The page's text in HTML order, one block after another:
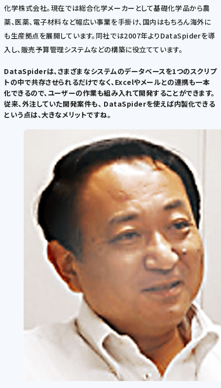
化学株式会社。現在では総合化学メーカーとして基礎化学品から農
薬、医薬、電子材料など幅広い事業を手掛け、国内はもちろん海外に
も生産拠点を展開しています。同社では2007年よりDataSpiderを導
入し、販売予算管理システムなどの構築に役立てています。
DataSpiderは、さまざまなシステムのデータベースを1つのスクリプ
トの中で共存させられるだけでなく、Excelやメールとの連携も一本
化できるので、ユーザーの作業も組み入れて開発することができます。
従来、外注していた開発案件も、 DataSpiderを使えば内製化できる
という点は、大きなメリットですね。